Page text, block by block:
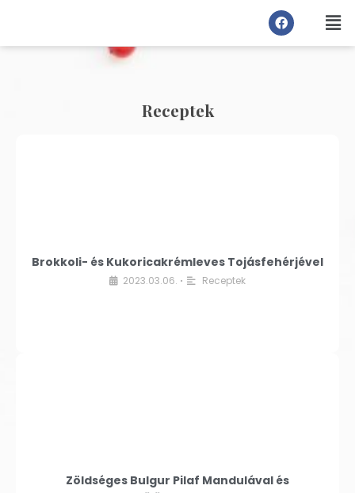
Receptek
Brokkoli- és Kukoricakrémleves Tojásfehérjével
2023.03.06. • Receptek
Zöldséges Bulgur Pilaf Mandulával és